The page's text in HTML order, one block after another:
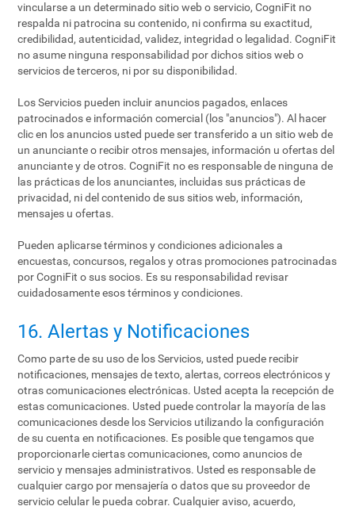
vincularse a un determinado sitio web o servicio, CogniFit no
respalda ni patrocina su contenido, ni confirma su exactitud,
credibilidad, autenticidad, validez, integridad o legalidad. CogniFit
no asume ninguna responsabilidad por dichos sitios web o
servicios de terceros, ni por su disponibilidad.
Los Servicios pueden incluir anuncios pagados, enlaces
patrocinados e información comercial (los "anuncios"). Al hacer
clic en los anuncios usted puede ser transferido a un sitio web de
un anunciante o recibir otros mensajes, información u ofertas del
anunciante y de otros. CogniFit no es responsable de ninguna de
las prácticas de los anunciantes, incluidas sus prácticas de
privacidad, ni del contenido de sus sitios web, información,
mensajes u ofertas.
Pueden aplicarse términos y condiciones adicionales a
encuestas, concursos, regalos y otras promociones patrocinadas
por CogniFit o sus socios. Es su responsabilidad revisar
cuidadosamente esos términos y condiciones.
16. Alertas y Notificaciones
Como parte de su uso de los Servicios, usted puede recibir
notificaciones, mensajes de texto, alertas, correos electrónicos y
otras comunicaciones electrónicas. Usted acepta la recepción de
estas comunicaciones. Usted puede controlar la mayoría de las
comunicaciones desde los Servicios utilizando la configuración
de su cuenta en notificaciones. Es posible que tengamos que
proporcionarle ciertas comunicaciones, como anuncios de
servicio y mensajes administrativos. Usted es responsable de
cualquier cargo por mensajería o datos que su proveedor de
servicio celular le pueda cobrar. Cualquier aviso, acuerdo,